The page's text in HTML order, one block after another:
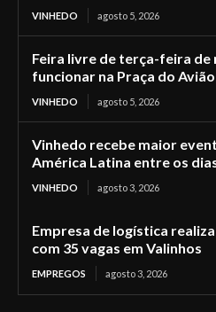
VINHEDO agosto 5, 2026
Feira livre de terça-feira de
funcionar na Praça do Avião
VINHEDO agosto 5, 2026
Vinhedo recebe maior
América Latina entre os
VINHEDO agosto 3, 2026
Empresa de logística
com 35 vagas em Valinhos
EMPREGOS agosto 3, 2026